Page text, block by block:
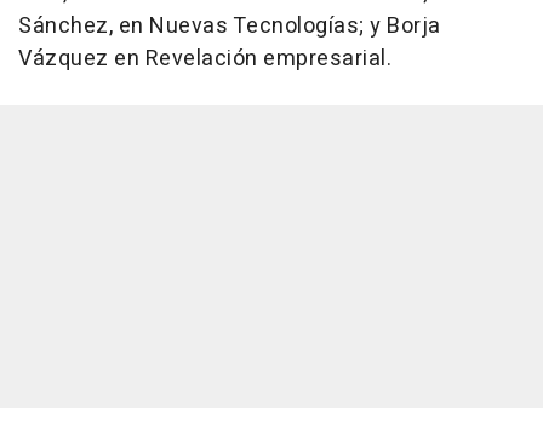
Sánchez, en Nuevas Tecnologías; y Borja
Vázquez en Revelación empresarial.